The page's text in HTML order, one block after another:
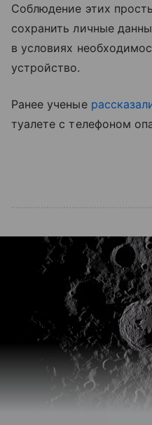
Соблюдение этих
сохранить личные
в условиях
устройство.
Ранее ученые
туалете с телефоном